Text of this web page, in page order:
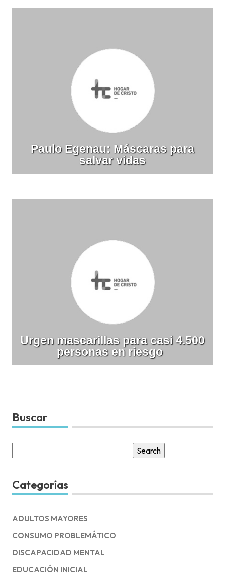
Paulo Egenau: Máscaras para
salvar vidas
Urgen mascarillas para casi 4.500
personas en riesgo
Buscar
for:
Categorías
ADULTOS MAYORES
CONSUMO PROBLEMÁTICO
DISCAPACIDAD MENTAL
EDUCACIÓN INICIAL